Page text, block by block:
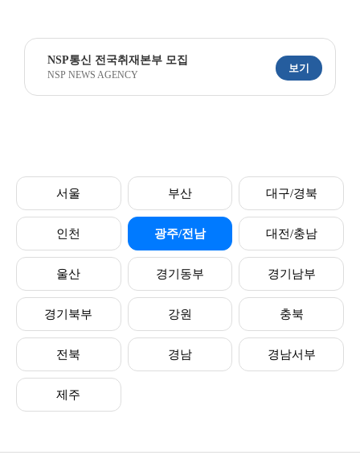
NSP통신 전국취재본부 모집
NSP NEWS AGENCY
보기
서울 부산 대구/경북
인천 광주/전남 대전/충남
울산 경기동부 경기남부
경기북부 강원 충북
전북 경남 경남서부
제주